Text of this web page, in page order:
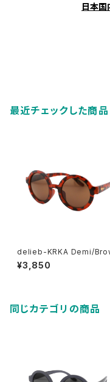
日本国
最近チェックした商品
delieb-KRKA Demi/
- KIDSsize
¥3,850
同じカテゴリの商品